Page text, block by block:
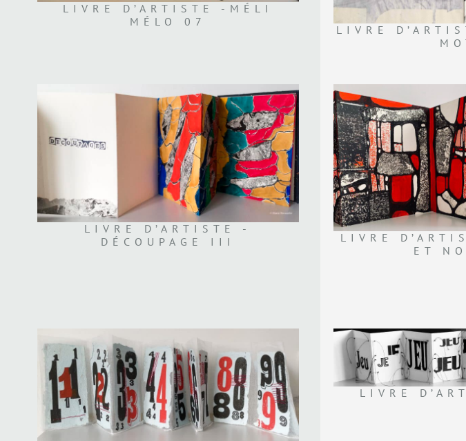
LIVRE D’ARTISTE -MÉLI
MÉLO 07
LIVRE
LIVRE D’ARTISTE -
DÉCOUPAGE III
LIVRE
ET
LIVRE